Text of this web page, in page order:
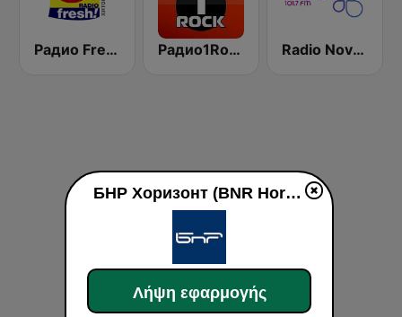
Радио Fresh! 100.3 FM Радио1Rock 98.3 FM ( Radio 1 Rock ) Radio Nova 101.7 FM
БНР Хоризонт (BNR Horizont)
Λήψη εφαρμογής